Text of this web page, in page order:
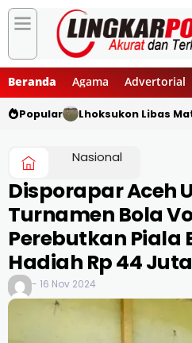
Beranda Agama Advertorial
Popular Lhoksukon Libas
Nasional
Disporapar Aceh
Turnamen Bola
Perebutkan Piala
Hadiah Rp 44 Juta
- 16 Nov 2024